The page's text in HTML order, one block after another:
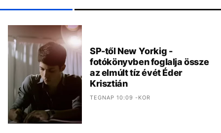
SP-től New Yorkig -
fotókönyvben foglalja össze
az elmúlt tíz évét Éder
Krisztián
TEGNAP 10:09 -KOR